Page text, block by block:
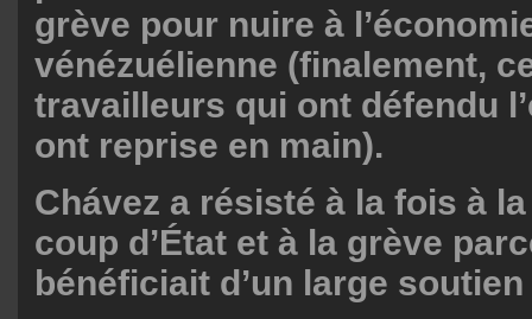
grève pour nuire à
vénézuélienne (finalement,
travailleurs qui ont défendu
ont reprise en main).
Chávez a résisté à la fois à
coup d’État et à la grève
bénéficiait d’un large